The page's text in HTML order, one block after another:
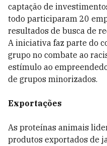
captação de
todo participaram 20
resultados de busca de
A iniciativa faz parte do
grupo no combate ao
estímulo ao
de grupos minorizados.
Exportações
As proteínas animais
produtos exportados de